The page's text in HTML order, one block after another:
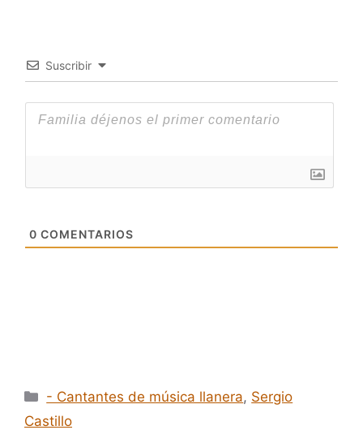
Suscribir
0 COMENTARIOS
Categorías
- Cantantes de música llanera, Sergio
Castillo